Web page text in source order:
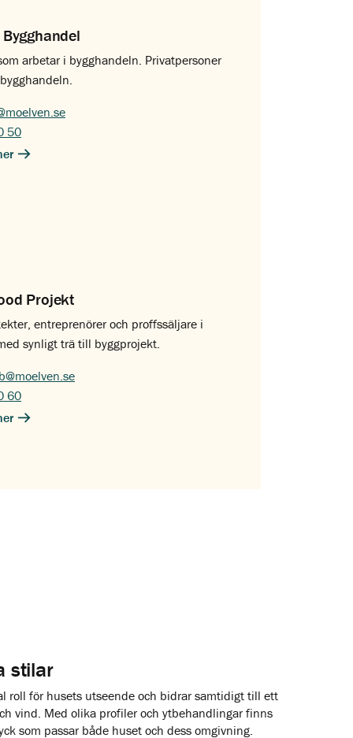
arbetar i bygghandeln. Privatpersoner
50
Projekt
entreprenörer och proffssäljare i
synligt trä till byggprojekt.
60
stilar
roll för husets utseende och bidrar samtidigt till ett
vind. Med olika profiler och ytbehandlingar finns
som passar både huset och dess omgivning.